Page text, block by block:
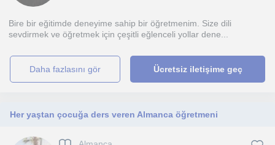
Bire bir eğitimde deneyime sahip bir öğretmenim. Size dili
sevdirmek ve öğretmek için çeşitli eğlenceli yollar dene...
daha fazlasını gör Ücretsiz iletişime geç
Her yaştan çocuğa ders veren Almanca öğretmeni